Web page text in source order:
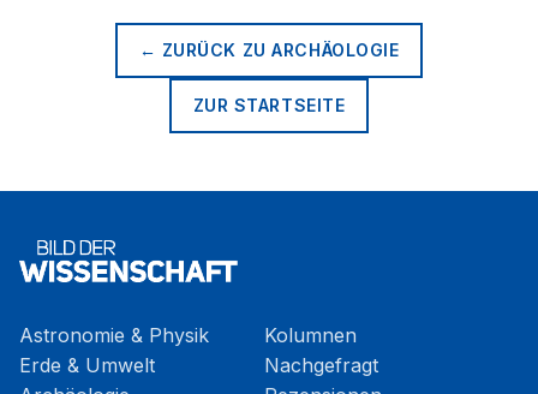
← ZURÜCK ZUARCHÄOLOGIE
ZUR STARTSEITE
Astronomie & Physik
Erde & Umwelt
Kolumnen
Nachgefragt